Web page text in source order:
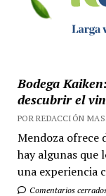
Bodega
descubrir el
POR REDACCIÓN
Mendoza ofrece
hay algunas
una experiencia
Comentarios